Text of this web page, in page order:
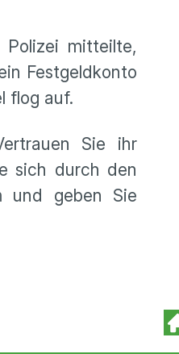
mitteilte,
Festgeldkonto
flog auf.
Sie ihr
sich durch den
und geben Sie